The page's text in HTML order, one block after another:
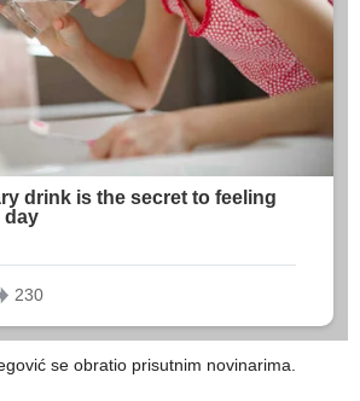
se obratio prisutnim novinarima.